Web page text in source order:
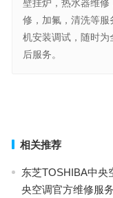
壁挂炉，热水器维修
修，加氟，清洗等
机安装调试，随时为
后服务。
相关推荐
东芝TOSHIBA中央
央空调官方维修服